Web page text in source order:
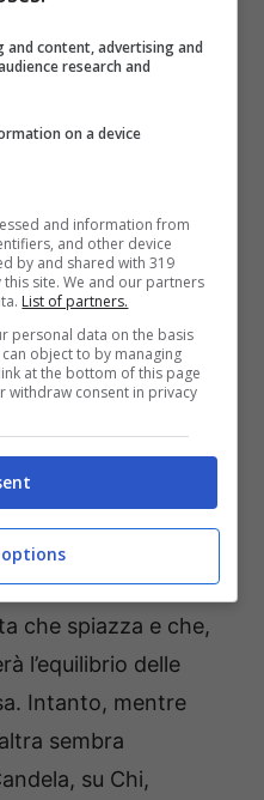
e la sorprendente
Caramé. Molti la
l’aveva già
no. A rivelarlo è
del periodico
lasciano spazio a
suo ritorno
un periodo difficile e
dell’album
».
Angelina Mango
brano per
da Carlo Conti.
niente palco,
che spiazza e che,
l’equilibrio delle
Intanto, mentre
sembra
su Chi,
and content, advertising and
research and
on a device
and information from
and other device
by and shared with 319
site. We and our partners
List of partners.
personal data on the basis
object to by managing
at the bottom of this page
withdraw consent in privacy